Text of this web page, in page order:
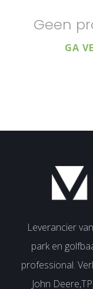
Geen
GA
Leverancier
park en
professional.
John